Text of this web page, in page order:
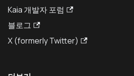
Kaia 개발자 포럼
블로그
X (formerly Twitter)